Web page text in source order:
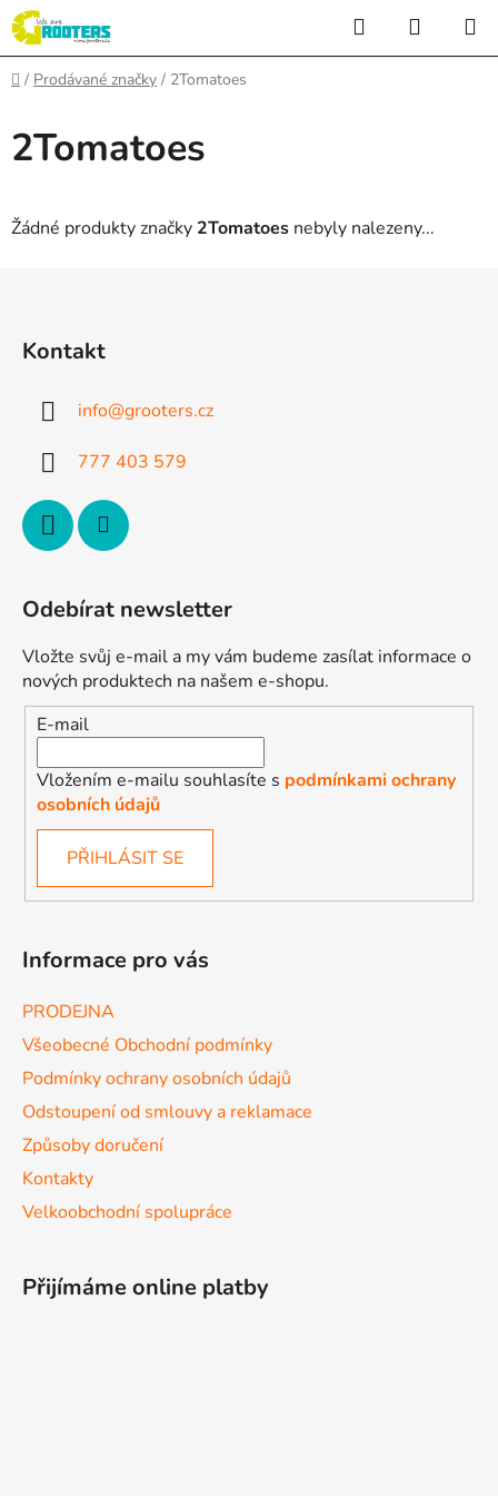
Přejít
na
obsah
Hledat
KOŠÍK
Domů
/ Prodávané značky / 2Tomatoes
2Tomatoes
Žádné produkty značky 2Tomatoes nebyly nalezeny...
Kontakt
info@grooters.cz
777 403 579
Odebírat newsletter
Vložte svůj e-mail a my vám budeme zasílat informace o
nových produktech na našem e-shopu.
E-mail
Vložením e-mailu souhlasíte s podmínkami ochrany
osobních údajů
PŘIHLÁSIT SE
Informace pro vás
PRODEJNA
Všeobecné Obchodní podmínky
Podmínky ochrany osobních údajů
Odstoupení od smlouvy a reklamace
Způsoby doručení
Kontakty
Velkoobchodní spolupráce
Přijímáme online platby